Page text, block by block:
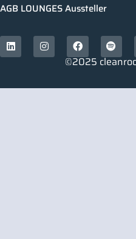
AGB LOUNGES Aussteller
©2025